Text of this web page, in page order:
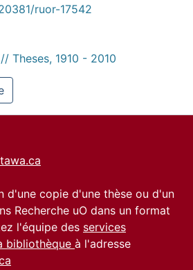
ruor-17542
Theses, 1910 - 2010
d'une copie d'une thèse ou d'un
Recherche uO dans un format
l'équipe des services
bibliothèque à l'adresse